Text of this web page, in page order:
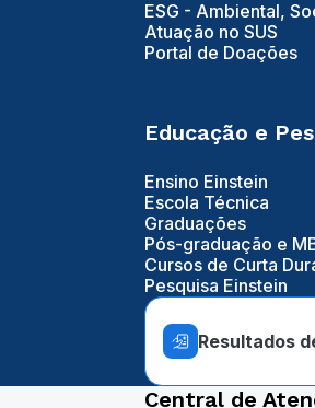
ESG - Ambiental,
Atuação no SUS
Portal de Doações
Educação e
Ensino Einstein
Escola Técnica
Graduações
Pós-graduação e
Cursos de Curta
Pesquisa Einstein
Resultados
Central de